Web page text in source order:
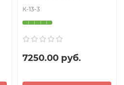
К-13-3
7250.00 руб.